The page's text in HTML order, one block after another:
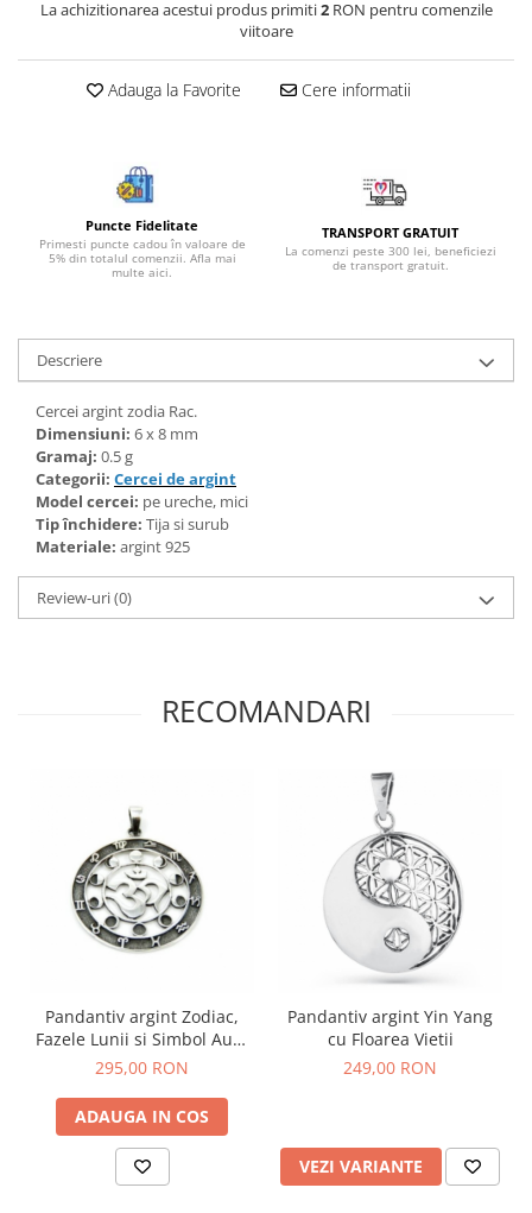
Bijuterii onix
Bijuterii opal
Bijuterii peridot
Bijuterii piatra lunii
Bijuterii piatra soarelui
Bijuterii rodocrozit
Bijuterii rubin
Bijuterii sidef si abalone
Bijuterii smarald
Bijuterii sodalit
Bijuterii spinel
Bijuterii tanzanit
Bijuterii topaz
Bijuterii turcoaz
Bijuterii turmaline
La achizitionarea acestui produs primiti2RON pentru comenzile
viitoare
Adauga la Favorite Cere informatii
Puncte Fidelitate
Primesti puncte cadou în valoare de
5% din totalul comenzii. Afla mai
multe aici.
TRANSPORT GRATUIT
La comenzi peste 300 lei, beneficiezi
de transport gratuit.
Descriere
Cercei argint zodia Rac.
Dimensiuni: 6 x 8 mm
Gramaj: 0.5 g
Categorii: Cercei de argint
Model cercei: pe ureche, mici
Tip închidere: Tija si surub
Materiale: argint 925
Review-uri(0)
RECOMANDARI
Pandantiv argint Zodiac,
Fazele Lunii si Simbol Aum
(Om)
295,00 RON
ADAUGA IN COS
Pandantiv argint Yin Yang
cu Floarea Vietii
249,00 RON
VEZI VARIANTE